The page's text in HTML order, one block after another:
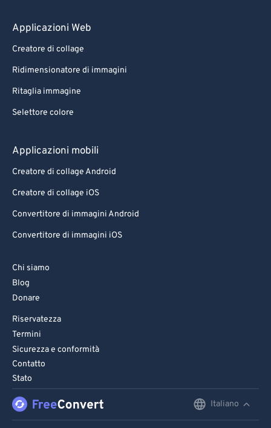
Applicazioni Web
Creatore di collage
Ridimensionatore di immagini
Ritaglia immagine
Selettore colore
Applicazioni mobili
Creatore di collage Android
Creatore di collage iOS
Convertitore di immagini Android
Convertitore di immagini iOS
Chi siamo
Blog
Donare
Riservatezza
Termini
Sicurezza e conformità
Contatto
Stato
Italiano